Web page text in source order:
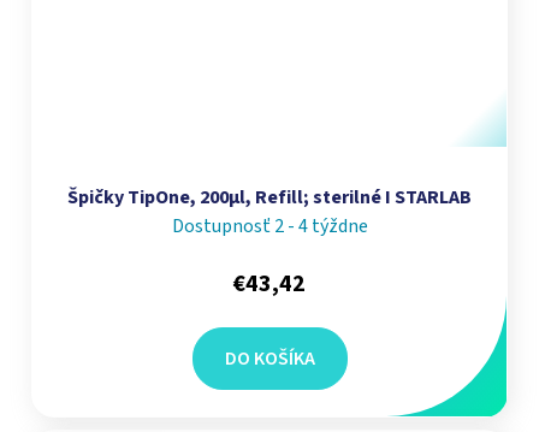
Špičky TipOne, 200µl, Refill; sterilné I STARLAB
Dostupnosť 2 - 4 týždne
€43,42
DO KOŠÍKA